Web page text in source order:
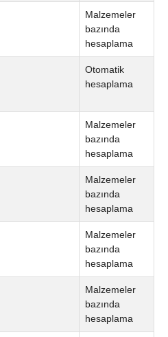
Malzemeler
bazında
hesaplama
Otomatik
hesaplama
Malzemeler
bazında
hesaplama
Malzemeler
bazında
hesaplama
Malzemeler
bazında
hesaplama
Malzemeler
bazında
hesaplama